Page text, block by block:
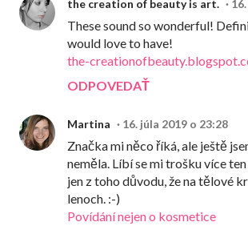
the creation of beauty is art.
These sound so wonderful!
would love to have!
the-
ODPOVEDAŤ
Martina 16. júla 2019 o 23:28
Značka mi něco říká, ale ještě
neměla. Líbí se mi trošku více
jen z toho důvodu, že na tělové
lenoch. :-)
Povídání nejen o kosmetice